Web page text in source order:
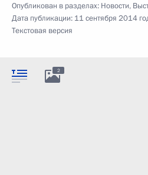
Опубликован в разделах: Новости,
Дата публикации: 11 сентября 2014
Текстовая версия
2